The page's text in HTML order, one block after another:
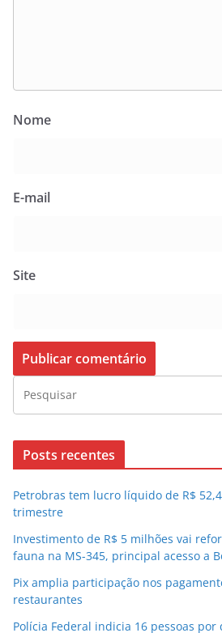
Nome
E-mail
Site
Posts recentes
Petrobras tem lucro líquido de R$
trimestre
Investimento de R$ 5 milhões vai
fauna na MS-345, principal acesso a
Pix amplia participação nos
restaurantes
Polícia Federal indicia 16 pessoas por